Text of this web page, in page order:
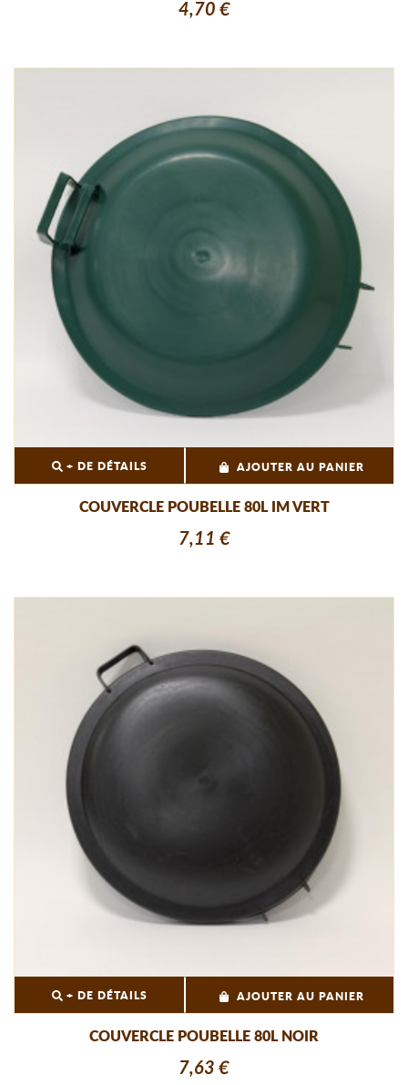
4,70 €
+ DE DÉTAILS AJOUTER AU PANIER
COUVERCLE POUBELLE 80L IM VERT
7,11 €
+ DE DÉTAILS AJOUTER AU PANIER
COUVERCLE POUBELLE 80L NOIR
7,63 €